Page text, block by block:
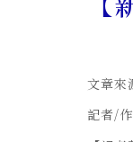
文章
記者/